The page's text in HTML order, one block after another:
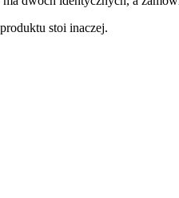
stoi inaczej.